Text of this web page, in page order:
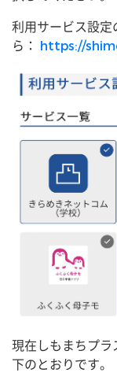
利用サービス設定
ら： https://
現在しもまちプ
下のとおりです。